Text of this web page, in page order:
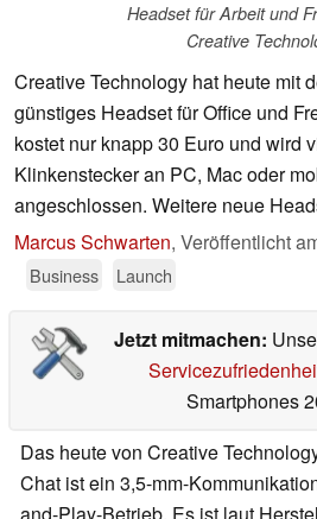
Headset für Arbeit und
Creative
Creative Technology hat heute mit
günstiges Headset für Office und
kostet nur knapp 30 Euro und wird
Klinkenstecker an PC, Mac oder
angeschlossen. Weitere neue
Marcus Schwarten, Veröffentlicht
Business
Launch
Jetzt mitmachen:
Smartphones
Das heute von Creative
Chat ist ein 3,5-mm-